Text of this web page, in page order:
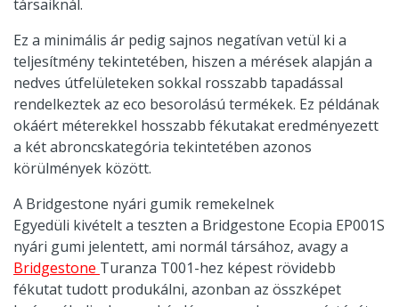
társaiknál.
Ez a minimális ár pedig sajnos negatívan vetül ki a
teljesítmény tekintetében, hiszen a mérések alapján a
nedves útfelületeken sokkal rosszabb tapadással
rendelkeztek az eco besorolású termékek. Ez példának
okáért méterekkel hosszabb fékutakat eredményezett
a két abroncskategória tekintetében azonos
körülmények között.
A Bridgestone nyári gumik remekelnek
Egyedüli kivételt a teszten a Bridgestone Ecopia EP001S
nyári gumi jelentett, ami normál társához, avagy a
Bridgestone Turanza T001-hez képest rövidebb
fékutat tudott produkálni, azonban az összképet